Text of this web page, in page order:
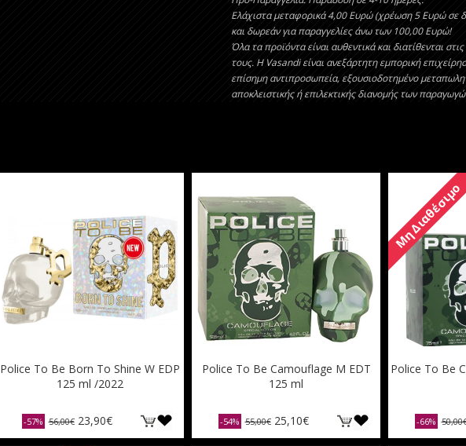
Ελάχιστα μεταφορικά 4,00 Ευρώ (χρέωση 5 Ευρώ σε
και δωρεάν για παραγγελίες άνω των 100,00 Ευρώ!
Όλα τα προϊόντα είναι αυθεντικά και διατίθενται
τους. Η Vasandi είναι ανεξάρτητη εμπορική
επίσημη αντιπροσωπεία, εξουσιοδοτημένο
αποκλειστικής ή επιλεκτικής διανομής των
Police To Be Born To Shine W EDP
125 ml /2022
-57% 56,00€ 23,90€
Police To Be Camouflage M EDT
125 ml
-54% 55,00€ 25,10€
Μη Διαθέσιμο
Police To Be
-66%